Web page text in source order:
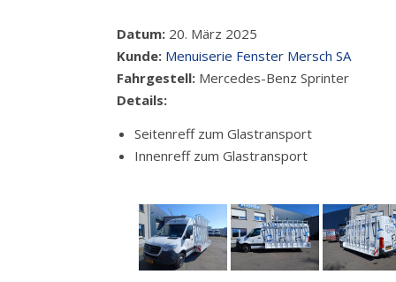
Datum: 20. März 2025
Kunde: Menuiserie Fenster Mersch SA
Fahrgestell: Mercedes-Benz Sprinter
Details:
Seitenreff zum Glastransport
Innenreff zum Glastransport